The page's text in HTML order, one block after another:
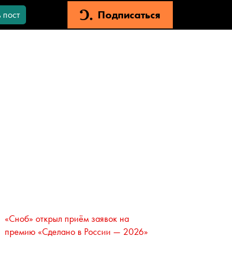
пост Подписаться
«Сноб» открыл приём заявок на
премию «Сделано в России — 2026»